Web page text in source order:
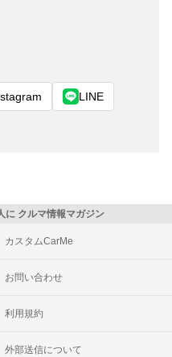
LINE
に クルマ情報マガジン
カスタムCarMe
お問い合わせ
利用規約
外部送信について